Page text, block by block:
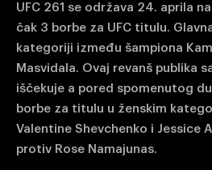
UFC 261 se održava 24. aprila
čak 3 borbe za UFC titulu.
kategoriji između šampiona
Masvidala. Ovaj revanš publika
iščekuje a pored spomenutog
borbe za titulu u ženskim
Valentine Shevchenko i Jessice
protiv Rose Namajunas.